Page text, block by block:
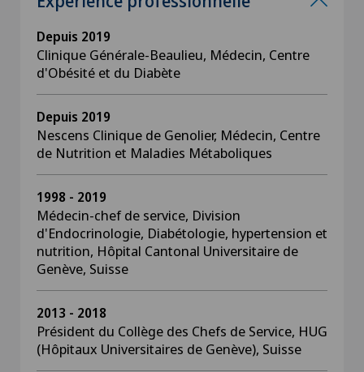
Depuis 2019
Clinique Générale-Beaulieu, Médecin, Centre
d'Obésité et du Diabète
Depuis 2019
Nescens Clinique de Genolier, Médecin, Centre
de Nutrition et Maladies Métaboliques
1998 - 2019
Médecin-chef de service, Division
d'Endocrinologie, Diabétologie, hypertension et
nutrition, Hôpital Cantonal Universitaire de
Genève, Suisse
2013 - 2018
Président du Collège des Chefs de Service, HUG
(Hôpitaux Universitaires de Genève), Suisse